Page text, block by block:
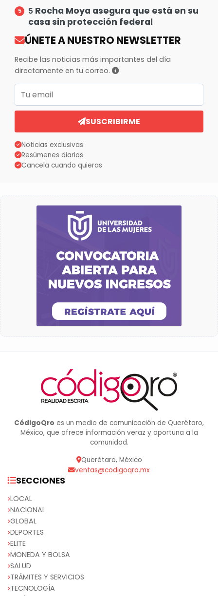
5 Rocha Moya asegura que está en su
casa sin protección federal
ÚNETE A NUESTRO NEWSLETTER
Recibe las noticias más importantes del día
directamente en tu correo.
Correo electrónico
SUSCRIBIRME
Noticias exclusivas
Resúmenes diarios
Cancela cuando quieras
CódigoQro es un medio de comunicación de Querétaro,
México, que ofrece información veraz y oportuna a la
comunidad.
Querétaro, México
ventas@codigoqro.mx
SECCIONES
LOCAL
NACIONAL
GLOBAL
DEPORTES
ELITE
MONEDA Y BOLSA
SALUD
TRÁMITES Y SERVICIOS
TECNOLOGÍA